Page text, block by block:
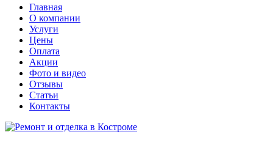
Главная
О компании
Услуги
Цены
Оплата
Акции
Фото и видео
Отзывы
Статьи
Контакты